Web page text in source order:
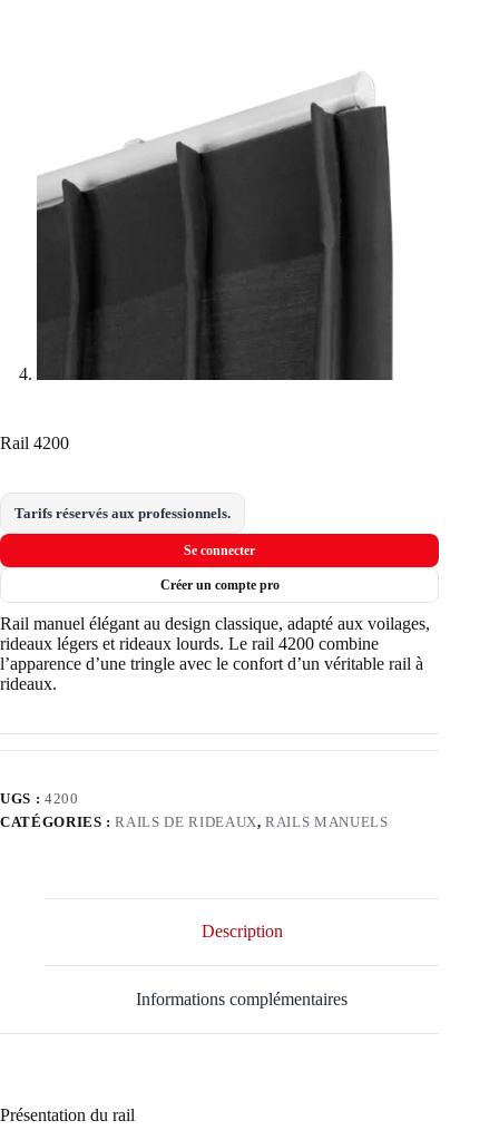
Rail 4200
Tarifs réservés aux professionnels.
Se connecter
Créer un compte pro
Rail manuel élégant au design classique, adapté aux voilages,
rideaux légers et rideaux lourds. Le rail 4200 combine
l’apparence d’une tringle avec le confort d’un véritable rail à
rideaux.
UGS : 4200
CATÉGORIES :RAILS DE RIDEAUX,RAILS MANUELS
Description
Informations complémentaires
Présentation du rail